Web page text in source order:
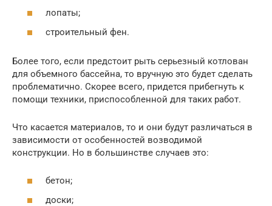
лопаты;
строительный фен.
Более того, если предстоит рыть серьезный котлован
для объемного бассейна, то вручную это будет сделать
проблематично. Скорее всего, придется прибегнуть к
помощи техники, приспособленной для таких работ.
Что касается материалов, то и они будут различаться в
зависимости от особенностей возводимой
конструкции. Но в большинстве случаев это:
бетон;
доски;